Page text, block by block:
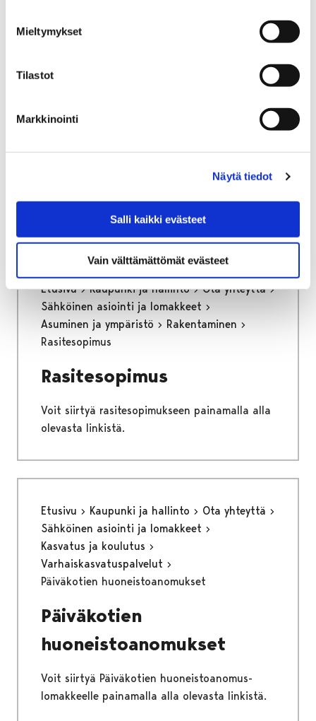
Mieltymykset
Tilastot
Markkinointi
Näytä tiedot
Salli kaikki evästeet
Vain välttämättömät evästeet
Yritystonttien haku
Liikuntapaikat
Poikkeavat aukioloajat
Poikkeavat aukioloajat
Etusivu Kaupunki ja hallinto
Ota yhteyttä
Sähköinen asiointi ja lomakkeet
Asuminen ja ympäristö
Rakentaminen
Rasitesopimus
Rasitesopimus
Voit siirtyä rasitesopimukseen painamalla alla
olevasta linkistä.
Etusivu Kaupunki ja hallinto
Ota yhteyttä
Sähköinen asiointi ja lomakkeet
Kasvatus ja koulutus
Varhaiskasvatuspalvelut
Päiväkotien huoneistoanomukset
Päiväkotien
huoneistoanomukset
Voit siirtyä Päiväkotien huoneistoanomus-
lomakkeelle painamalla alla olevasta linkistä.